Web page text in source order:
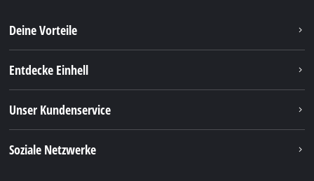
Deine Vorteile
Entdecke Einhell
Unser Kundenservice
Soziale Netzwerke